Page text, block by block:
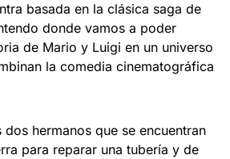
basada en la clásica saga de
donde vamos a poder
de Mario y Luigi en un universo
la comedia cinematográfica
hermanos que se encuentran
para reparar una tubería y de